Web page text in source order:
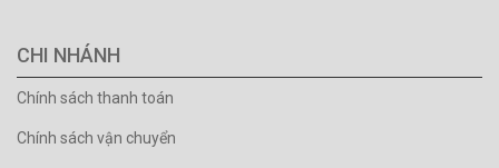
CHI NHÁNH
Chính sách thanh toán
Chính sách vận chuyển